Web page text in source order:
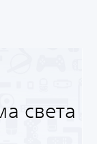
света